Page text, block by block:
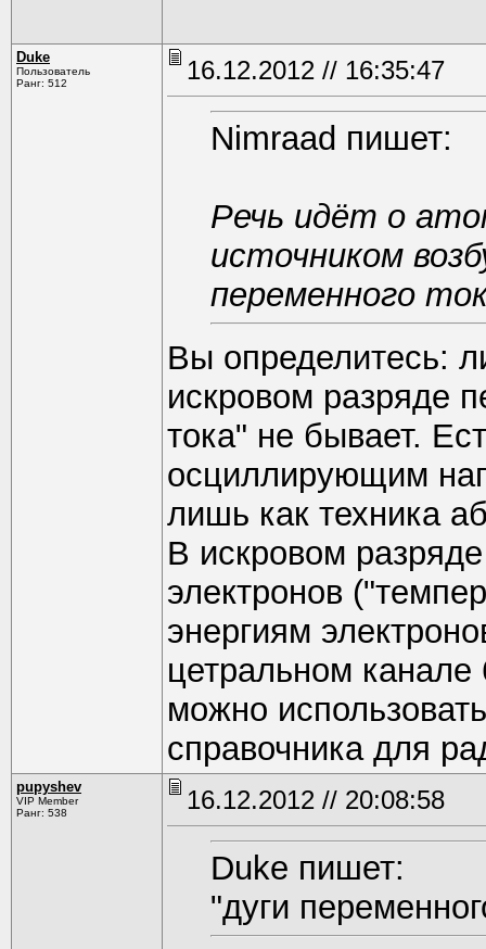
Duke
Пользователь
Ранг: 512
16.12.2012 // 16:35:47
Nimraad пишет:
Речь идёт о
источником
переменного
Вы определитесь:
искровом разряде
тока" не бывает.
осциллирующим
лишь как техника
В искровом
электронов
энергиям
цетральном
можно
справочника для
pupyshev
VIP Member
Ранг: 538
16.12.2012 // 20:08:58
Duke пишет:
"дуги